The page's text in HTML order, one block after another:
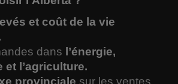
et coût de la vie
dans l’énergie,
et l’agriculture.
provinciale sur les ventes